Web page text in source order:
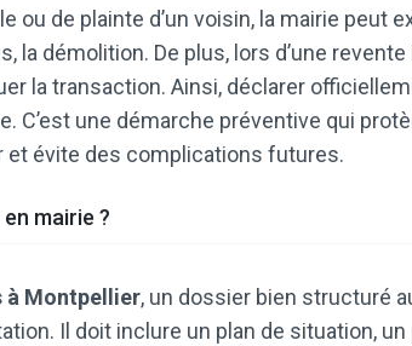
de plainte d’un voisin, la mairie peut
la démolition. De plus, lors d’une
la transaction. Ainsi, déclarer
une démarche préventive qui
et évite des complications futures.
mairie ?
à Montpellier, un dossier bien structuré
Il doit inclure un plan de situation, un